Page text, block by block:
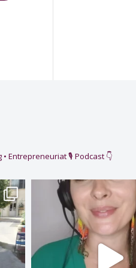
• Entrepreneuriat🎙️ Podcast 👇